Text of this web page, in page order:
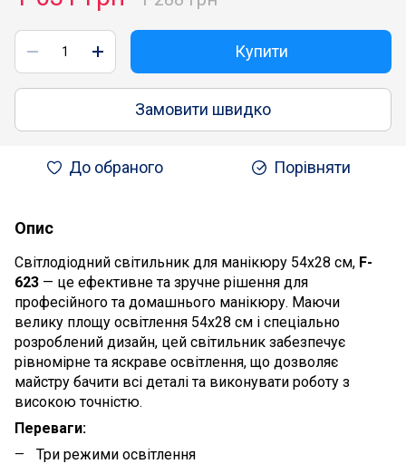
Купити
Замовити швидко
До обраного Порівняти
Опис
Світлодіодний світильник для манікюру 54х28 см, F-
623 — це ефективне та зручне рішення для
професійного та домашнього манікюру. Маючи
велику площу освітлення 54х28 см і спеціально
розроблений дизайн, цей світильник забезпечує
рівномірне та яскраве освітлення, що дозволяє
майстру бачити всі деталі та виконувати роботу з
високою точністю.
Переваги:
Три режими освітлення